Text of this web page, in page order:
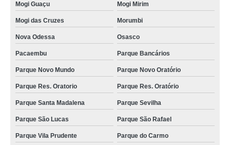
manutenção de maquinário para fábrica de bebidas Pirassununga
maquinário para fábrica bebidas preço VL MACEDOPOLIS
maquinário para fábrica de sucos Vila Diva
equipamentos para sucos preço Mogi Mirim
equipamento de laticínios orçamento Alphaville
maquinário para fábrica suco Vila Matilde
Mogi Guaçu Mogi Mirim
Mogi das Cruzes Morumbi
Nova Odessa Osasco
Pacaembu Parque Bancários
Parque Novo Mundo Parque Novo Oratório
Parque Res. Oratorio Parque Res. Oratório
Parque Santa Madalena Parque Sevilha
Parque São Lucas Parque São Rafael
Parque Vila Prudente Parque do Carmo